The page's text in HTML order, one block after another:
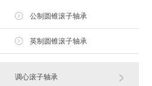
公制圆锥滚子轴承
英制圆锥滚子轴承
调心滚子轴承